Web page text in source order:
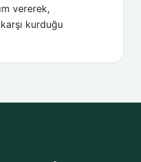
vererek,
kurduğu